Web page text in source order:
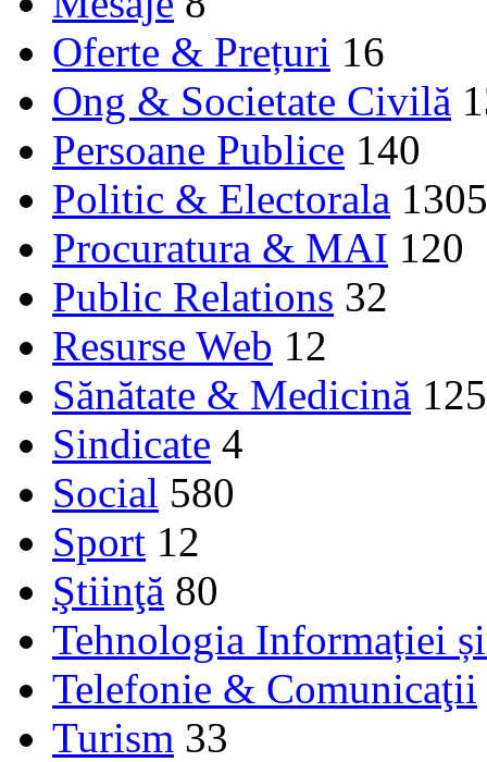
Oferte & Prețuri 16
Ong & Societate Civilă
Persoane Publice 140
Politic & Electorala 1305
Procuratura & MAI 120
Public Relations 32
Resurse Web 12
Sănătate & Medicină 125
Sindicate 4
Social 580
Sport 12
Ştiinţă 80
Tehnologia Informației
Telefonie & Comunicaţii
Turism 33